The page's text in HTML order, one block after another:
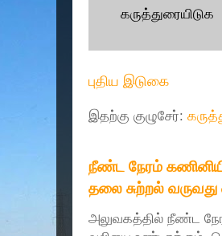
கருத்துரையிடுக
புதிய இடுகை
இதற்கு குழுசேர்:
நீண்ட நேரம்
தலை சுற்றல்
அலுவகத்தில் நீண்ட